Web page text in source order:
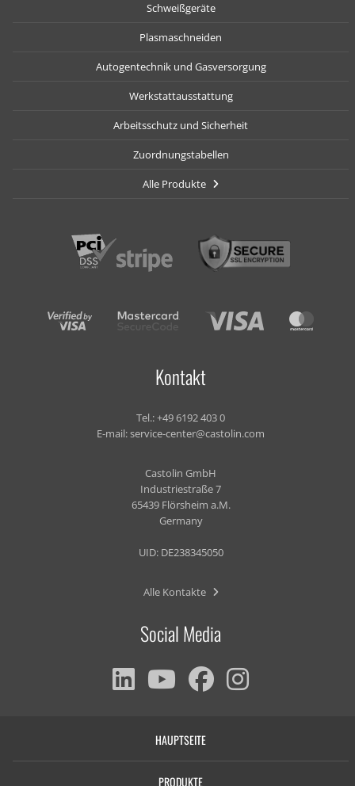
Schweißgeräte
Plasmaschneiden
Autogentechnik und Gasversorgung
Werkstattausstattung
Arbeitsschutz und Sicherheit
Zuordnungstabellen
Alle Produkte
Kontakt
Tel.:+49 6192 403 0
E-mail:service-center@castolin.com
Castolin GmbH
Industriestraße 7
65439 Flörsheim a.M.
Germany
UID: DE238345050
Alle Kontakte
Social Media
HAUPTSEITE
PRODUKTE